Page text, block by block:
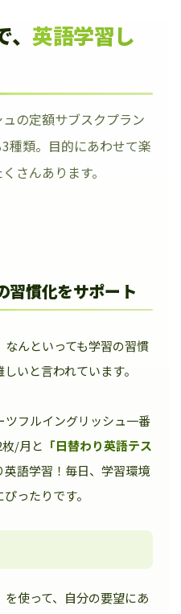
英語学習し
の定額サブスクプラン
種類。目的にあわせて楽
さんあります。
習慣化をサポート
んといっても学習の習慣
いと言われています。
フルイングリッシュ一番
枚/月と 「日替わり英語テス
語学習！毎日、学習環境
ったりです。
を使って、自分の要望にあ